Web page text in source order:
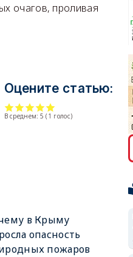
очагов, проливая
Оцените статью:
В среднем: 5 ( 1 голос)
в Крыму
опасность
пожаров